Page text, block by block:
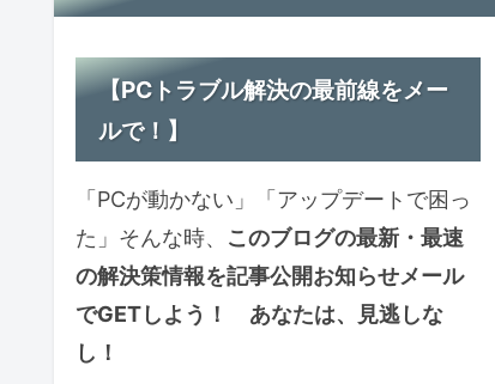
【PCトラブル解決の最前線をメー
ルで！】
「PCが動かない」「アップデートで困っ
た」そんな時、 このブログの最新・最速
の解決策情報を記事公開お知らせメール
でGETしよう！ あなたは、見逃しな
し！